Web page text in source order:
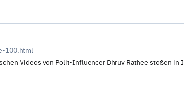
100.html
Videos von Polit-Influencer Dhruv Rathee stoßen